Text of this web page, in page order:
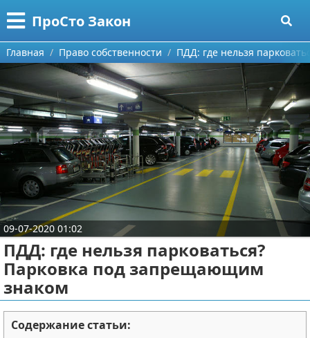
ПроСто Закон
Меню
Главная
Категории
Страхование
Документы
Гражданское право
Жилищное право
Финансовое право
Налоговое право
Трудовое право
Миграционное право
Поиск
О проекте
Контакты
Сотрудничество
Размещение рекламы
Для правообладателей
Условия предоставления информации
Отказ от ответственности
Главная Право собственности ПДД: где нельзя
09-07-2020 01:02
ПДД: где нельзя парковаться?
Парковка под запрещающим
знаком
Содержание статьи: